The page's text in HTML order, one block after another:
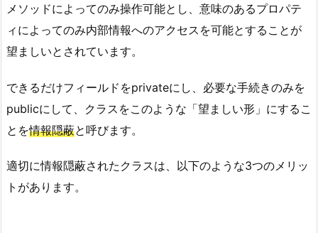
メソッドによってのみ操作可能とし、意味のあるプロパテ
ィによってのみ内部情報へのアクセスを可能とすることが
望ましいとされています。
できるだけフィールドをprivateにし、必要な手続きのみを
publicにして、クラスをこのような「望ましい形」にするこ
とを情報隠蔽と呼びます。
適切に情報隠蔽されたクラスは、以下のような3つのメリッ
トがあります。